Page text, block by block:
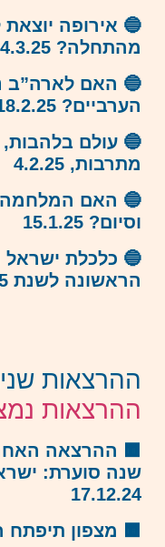
🔵 אירופה
מהתחלה? 4.3.25
🔵 האם לארה”ב
הערביים? 18.2.25
🔵 עולם בלהבות,
מתרבות, 4.2.25
🔵 האם
וסיום? 15.1.25
הראשונה לשנת 2025, 1.1.25
ההרצאות
ההרצאות
שנה סוערת:
17.12.24
🟧 מצפון תיפתח